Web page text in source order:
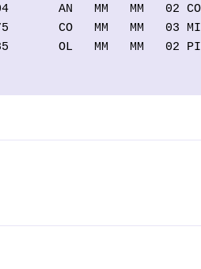
AN   MM   MM
CO   MM   MM   03
OL   MM   MM   02